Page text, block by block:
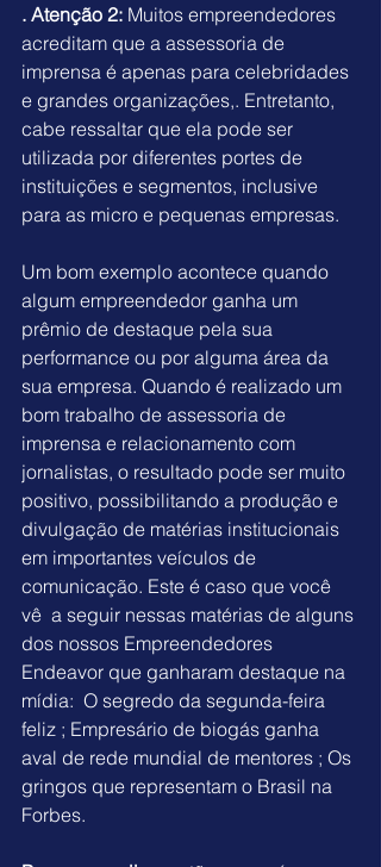
. Atenção 2: Muitos empreendedores
acreditam que a assessoria de
imprensa é apenas para celebridades
e grandes organizações,. Entretanto,
cabe ressaltar que ela pode ser
utilizada por diferentes portes de
instituições e segmentos, inclusive
para as micro e pequenas empresas.
Um bom exemplo acontece quando
algum empreendedor ganha um
prêmio de destaque pela sua
performance ou por alguma área da
sua empresa. Quando é realizado um
bom trabalho de assessoria de
imprensa e relacionamento com
jornalistas, o resultado pode ser muito
positivo, possibilitando a produção e
divulgação de matérias institucionais
em importantes veículos de
comunicação. Este é caso que você
vê  a seguir nessas matérias de alguns
dos nossos Empreendedores
Endeavor que ganharam destaque na
mídia: O segredo da segunda-feira
feliz ; Empresário de biogás ganha
aval de rede mundial de mentores ; Os
gringos que representam o Brasil na
Forbes.